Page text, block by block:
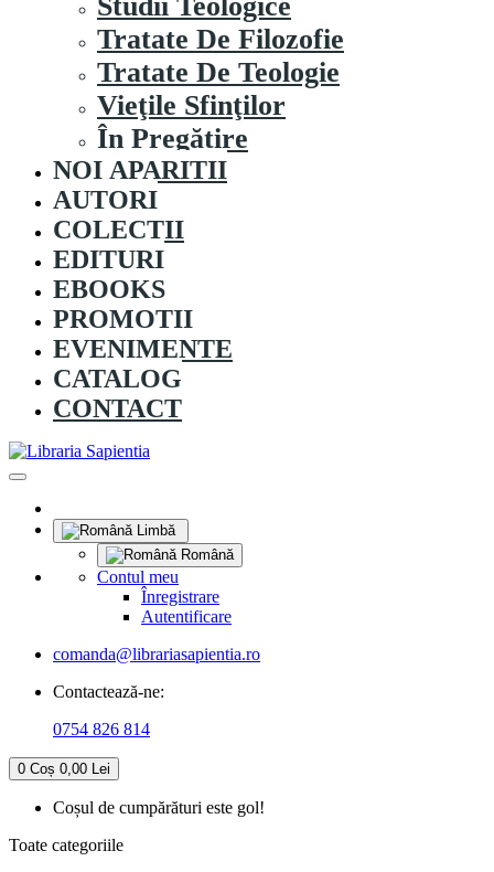
Studii Teologice
Tratate De Filozofie
Tratate De Teologie
Vieţile Sfinţilor
În Pregătire
NOI APARITII
AUTORI
COLECȚII
EDITURI
EBOOKS
PROMOȚII
EVENIMENTE
CATALOG
CONTACT
Limbă
Română
Contul meu
Înregistrare
Autentificare
comanda@librariasapientia.ro
Contactează-ne:
0754 826 814
0 Coș 0,00 Lei
Coșul de cumpărături este gol!
Toate categoriile